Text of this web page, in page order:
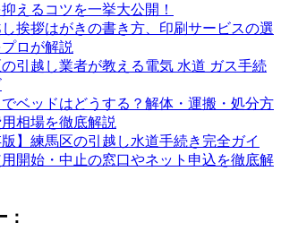
えるコツを一挙大公開！
挨拶はがきの書き方、印刷サービスの選
ロが解説
引越し業者が教える電気 水道 ガス手続
ベッドはどうする？解体・運搬・処分方
相場を徹底解説
版】練馬区の引越し水道手続き完全ガイ
用開始・中止の窓口やネット申込を徹底解